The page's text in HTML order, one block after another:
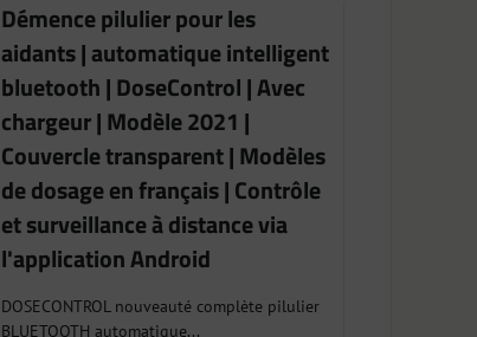
Démence pilulier pour les
aidants | automatique intelligent
bluetooth | DoseControl | Avec
chargeur | Modèle 2021 |
Couvercle transparent | Modèles
de dosage en français | Contrôle
et surveillance à distance via
l'application Android
DOSECONTROL nouveauté complète pilulier
BLUETOOTH automatique...